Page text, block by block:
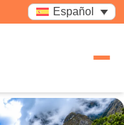
Español